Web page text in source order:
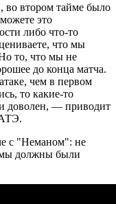
втором тайме было
это
либо что-то
что мы
то, что мы не
до конца матча.
чем в первом
то какие-то
доволен, — приводит